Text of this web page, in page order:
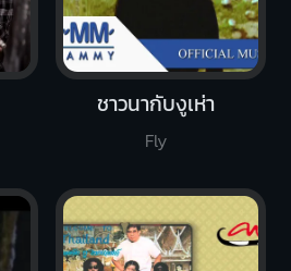
ชาวนากับงูเห่า
Fly